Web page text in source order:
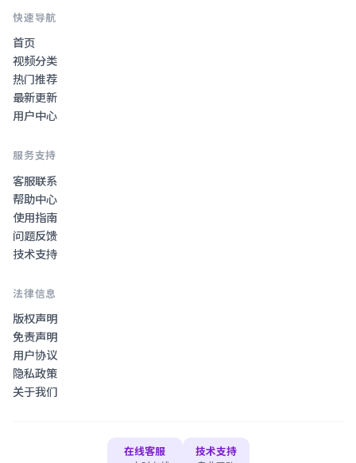
快速导航
首页
视频分类
热门推荐
最新更新
用户中心
服务支持
客服联系
帮助中心
使用指南
问题反馈
技术支持
法律信息
版权声明
免责声明
用户协议
隐私政策
关于我们
在线客服 技术支持